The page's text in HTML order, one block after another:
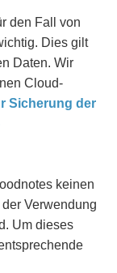
den Fall von
Dies gilt
Daten. Wir
Cloud-
Sicherung der
keinen
Verwendung
Um dieses